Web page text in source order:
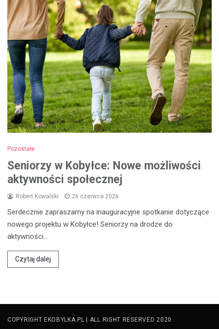
Pozostałe
Seniorzy w Kobyłce: Nowe możliwości
aktywności społecznej
Robert Kowalski 26 czerwca 2026
Serdecznie zapraszamy na inauguracyjne spotkanie dotyczące
nowego projektu w Kobyłce! Seniorzy na drodze do
aktywności…
Czytaj dalej
COPYRIGHT EKOBYLKA.PL | ALL RIGHT RESERVED 2020